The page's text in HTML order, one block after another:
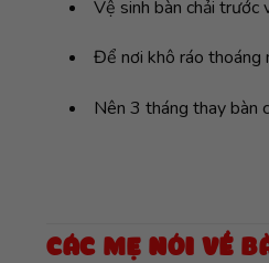
Vệ sinh bàn chải trước
Để nơi khô ráo thoáng
Nên 3 tháng thay bàn
CÁC MẸ NÓI VỀ